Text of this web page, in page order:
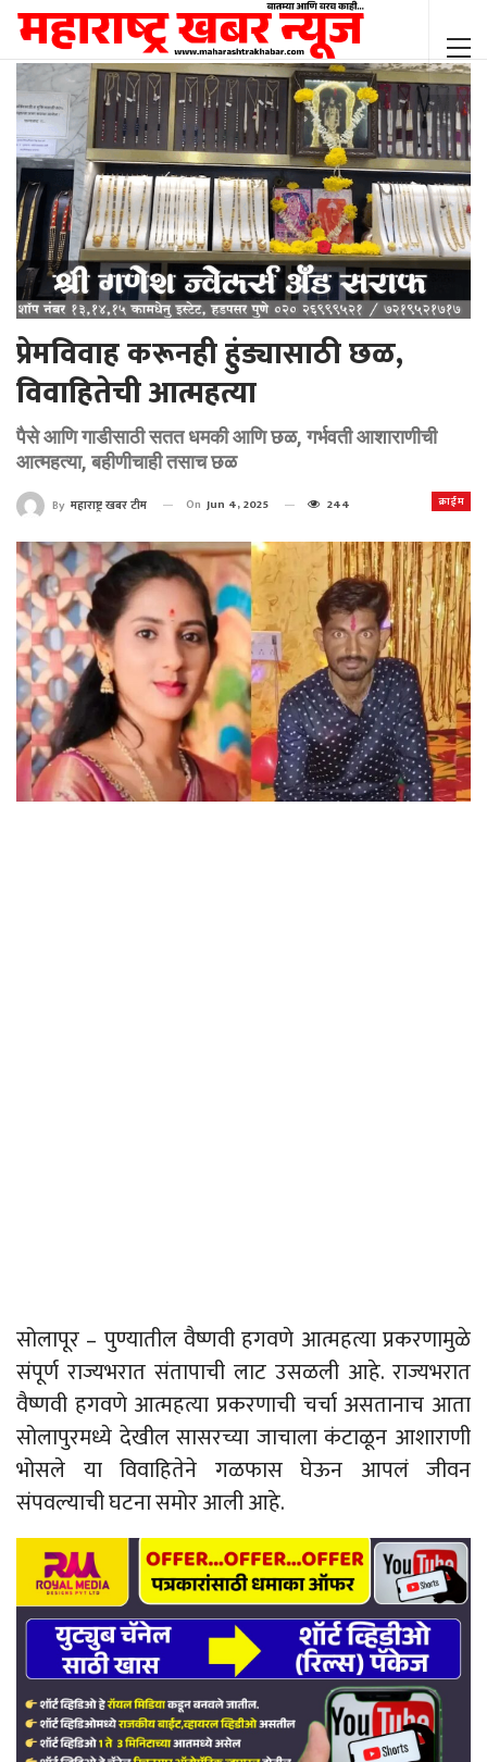
प्रेमविवाह करूनही हुंड्यासाठी छळ,
विवाहितेची आत्महत्या
पैसे आणि गाडीसाठी सतत धमकी आणि छळ, गर्भवती आशाराणीची
आत्महत्या, बहीणीचाही तसाच छळ
क्राईम
By महाराष्ट्र खबर टीम On Jun 4, 2025 244
सोलापूर – पुण्यातील वैष्णवी हगवणे आत्महत्या प्रकरणामुळे
संपूर्ण राज्यभरात संतापाची लाट उसळली आहे. राज्यभरात
वैष्णवी हगवणे आत्महत्या प्रकरणाची चर्चा असतानाच आता
सोलापुरमध्ये देखील सासरच्या जाचाला कंटाळून आशाराणी
भोसले या विवाहितेने गळफास घेऊन आपलं जीवन
संपवल्याची घटना समोर आली आहे.